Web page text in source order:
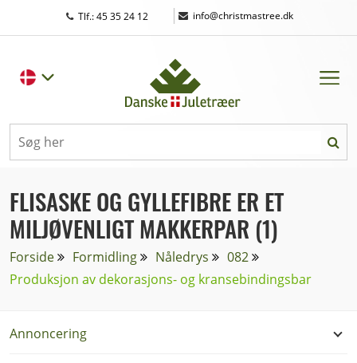
Tlf.: 45 35 24 12 | info@christmastree.dk
FLISASKE OG GYLLEFIBRE ER ET
MILJØVENLIGT MAKKERPAR (1)
Forside Formidling Nåledrys
082
Produksjon av dekorasjons- og kransebindingsbar
Annoncering